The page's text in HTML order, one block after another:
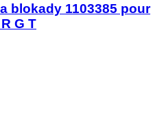
blokady 1103385 pour
G T